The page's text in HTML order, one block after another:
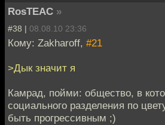
RosTEAC »
#38 | 08.08.10 23:36
Кому: Zakharoff, #21
>Дык значит я
Камрад, пойми: общество, в
социального разделения по
быть прогрессивным ;)